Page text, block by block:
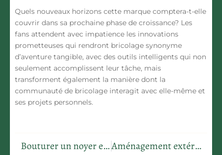
Quels nouveaux horizons cette marque comptera-t-elle
couvrir dans sa prochaine phase de croissance? Les
fans attendent avec impatience les innovations
prometteuses qui rendront bricolage synonyme
d’aventure tangible, avec des outils intelligents qui non
seulement accomplissent leur tâche, mais
transforment également la manière dont la
communauté de bricolage interagit avec elle-même et
ses projets personnels.
Bouturer un noyer en hiver : secrets pour un jardin luxuriant Aménagement extérieur : les premières étapes pour réussir votre projet